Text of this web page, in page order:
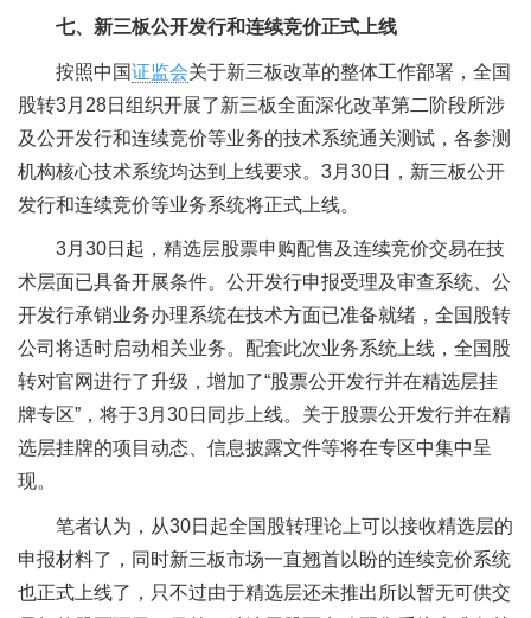
七、新三板公开发行和连续竞价正式上线
按照中国证监会关于新三板改革的整体工作部署，全国
股转3月28日组织开展了新三板全面深化改革第二阶段所涉
及公开发行和连续竞价等业务的技术系统通关测试，各参测
机构核心技术系统均达到上线要求。3月30日，新三板公开
发行和连续竞价等业务系统将正式上线。
3月30日起，精选层股票申购配售及连续竞价交易在技
术层面已具备开展条件。公开发行申报受理及审查系统、公
开发行承销业务办理系统在技术方面已准备就绪，全国股转
公司将适时启动相关业务。配套此次业务系统上线，全国股
转对官网进行了升级，增加了“股票公开发行并在精选层挂
牌专区”，将于3月30日同步上线。关于股票公开发行并在精
选层挂牌的项目动态、信息披露文件等将在专区中集中呈
现。
笔者认为，从30日起全国股转理论上可以接收精选层的
申报材料了，同时新三板市场一直翘首以盼的连续竞价系统
也正式上线了，只不过由于精选层还未推出所以暂无可供交